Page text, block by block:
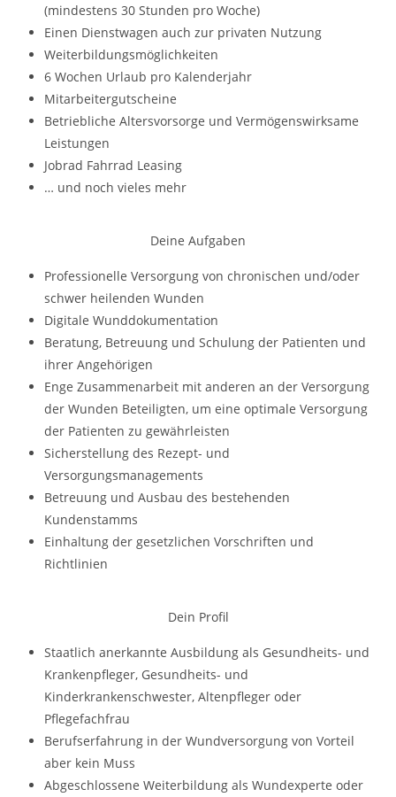
(mindestens 30 Stunden pro Woche)
Einen Dienstwagen auch zur privaten Nutzung
Weiterbildungsmöglichkeiten
6 Wochen Urlaub pro Kalenderjahr
Mitarbeitergutscheine
Betriebliche Altersvorsorge und Vermögenswirksame
Leistungen
Jobrad Fahrrad Leasing
… und noch vieles mehr
Deine Aufgaben
Professionelle Versorgung von chronischen und/oder
schwer heilenden Wunden
Digitale Wunddokumentation
Beratung, Betreuung und Schulung der Patienten und
ihrer Angehörigen
Enge Zusammenarbeit mit anderen an der Versorgung
der Wunden Beteiligten, um eine optimale Versorgung
der Patienten zu gewährleisten
Sicherstellung des Rezept- und
Versorgungsmanagements
Betreuung und Ausbau des bestehenden
Kundenstamms
Einhaltung der gesetzlichen Vorschriften und
Richtlinien
Dein Profil
Staatlich anerkannte Ausbildung als Gesundheits- und
Krankenpfleger, Gesundheits- und
Kinderkrankenschwester, Altenpfleger oder
Pflegefachfrau
Berufserfahrung in der Wundversorgung von Vorteil
aber kein Muss
Abgeschlossene Weiterbildung als Wundexperte oder